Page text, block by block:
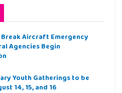
Aircraft Emergency
Agencies Begin
Youth Gatherings to be
14, 15, and 16